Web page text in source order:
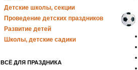
Детские школы, секции
Проведение детских праздников
Развитие детей
Школы, детские садики
ВСЁ ДЛЯ ПРАЗДНИКА